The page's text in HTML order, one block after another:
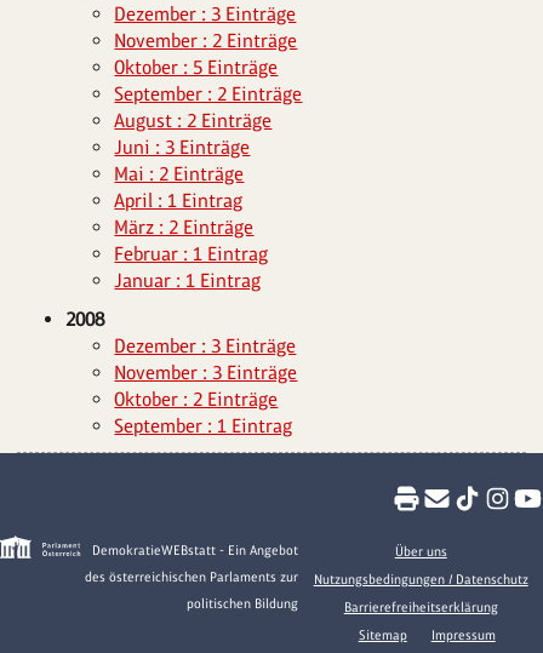
Dezember : 3 Einträge
November : 2 Einträge
Oktober : 5 Einträge
September : 2 Einträge
August : 2 Einträge
Juni : 3 Einträge
Mai : 2 Einträge
April : 1 Eintrag
März : 2 Einträge
Februar : 1 Eintrag
Januar : 1 Eintrag
2008
Dezember : 3 Einträge
November : 3 Einträge
Oktober : 2 Einträge
September : 1 Eintrag
DemokratieWEBstatt - Ein Angebot
des österreichischen Parlaments zur
politischen Bildung
Über uns
Nutzungsbedingungen / Datenschutz
Barrierefreiheitserklärung
Sitemap
Impressum